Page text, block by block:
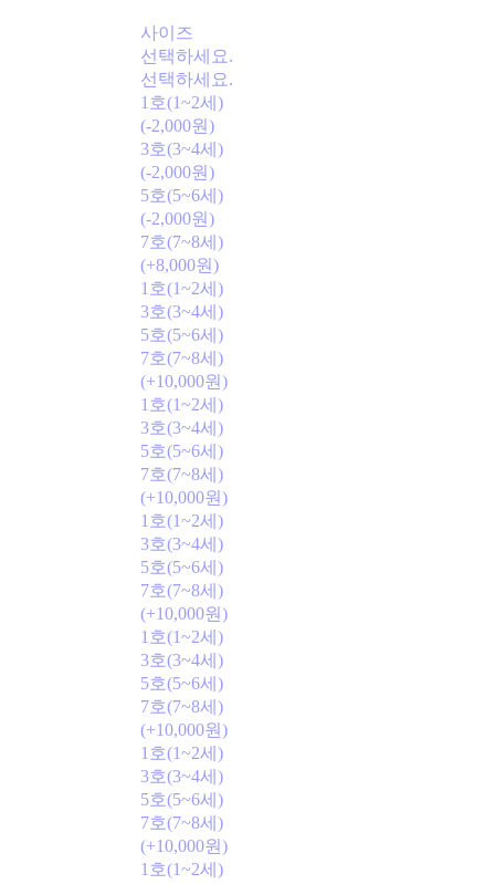
사이즈
선택하세요.
선택하세요.
1호(1~2세)
(-2,000원)
3호(3~4세)
(-2,000원)
5호(5~6세)
(-2,000원)
7호(7~8세)
(+8,000원)
1호(1~2세)
3호(3~4세)
5호(5~6세)
7호(7~8세)
(+10,000원)
1호(1~2세)
3호(3~4세)
5호(5~6세)
7호(7~8세)
(+10,000원)
1호(1~2세)
3호(3~4세)
5호(5~6세)
7호(7~8세)
(+10,000원)
1호(1~2세)
3호(3~4세)
5호(5~6세)
7호(7~8세)
(+10,000원)
1호(1~2세)
3호(3~4세)
5호(5~6세)
7호(7~8세)
(+10,000원)
1호(1~2세)